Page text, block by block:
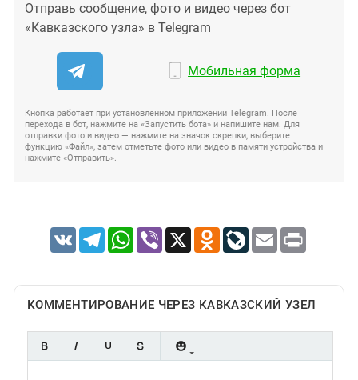
Отправь сообщение, фото и видео через бот
«Кавказского узла» в Telegram
Мобильная форма
Кнопка работает при установленном приложении Telegram. После
перехода в бот, нажмите на «Запустить бота» и напишите нам. Для
отправки фото и видео — нажмите на значок скрепки, выберите
функцию «Файл», затем отметьте фото или видео в памяти устройства и
нажмите «Отправить».
VK TelegramWhatsApp
Viber X Odnoklassniki
LiveJournal
Email Print
КОММЕНТИРОВАНИЕ ЧЕРЕЗ КАВКАЗСКИЙ УЗЕЛ